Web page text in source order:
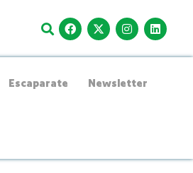
Escaparate Newsletter